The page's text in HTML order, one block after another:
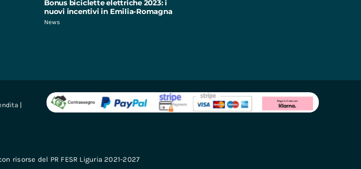
Bonus biciclette elettriche 2023: i
nuovi incentivi in Emilia-Romagna
News
|
risorse del PR FESR Liguria 2021-2027